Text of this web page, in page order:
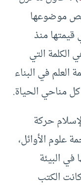
موضوعها
قيمتها منذ
في كلمة اقرأ” [2]. وهي الكلمة التي
في البناء
مناحي الحياة.
حركة
علوم الأوائل،
في البيئة
الكتب